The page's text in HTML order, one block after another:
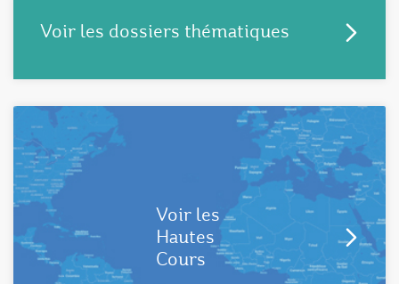
Voir les dossiers thématiques
Voir les
Hautes
Cours